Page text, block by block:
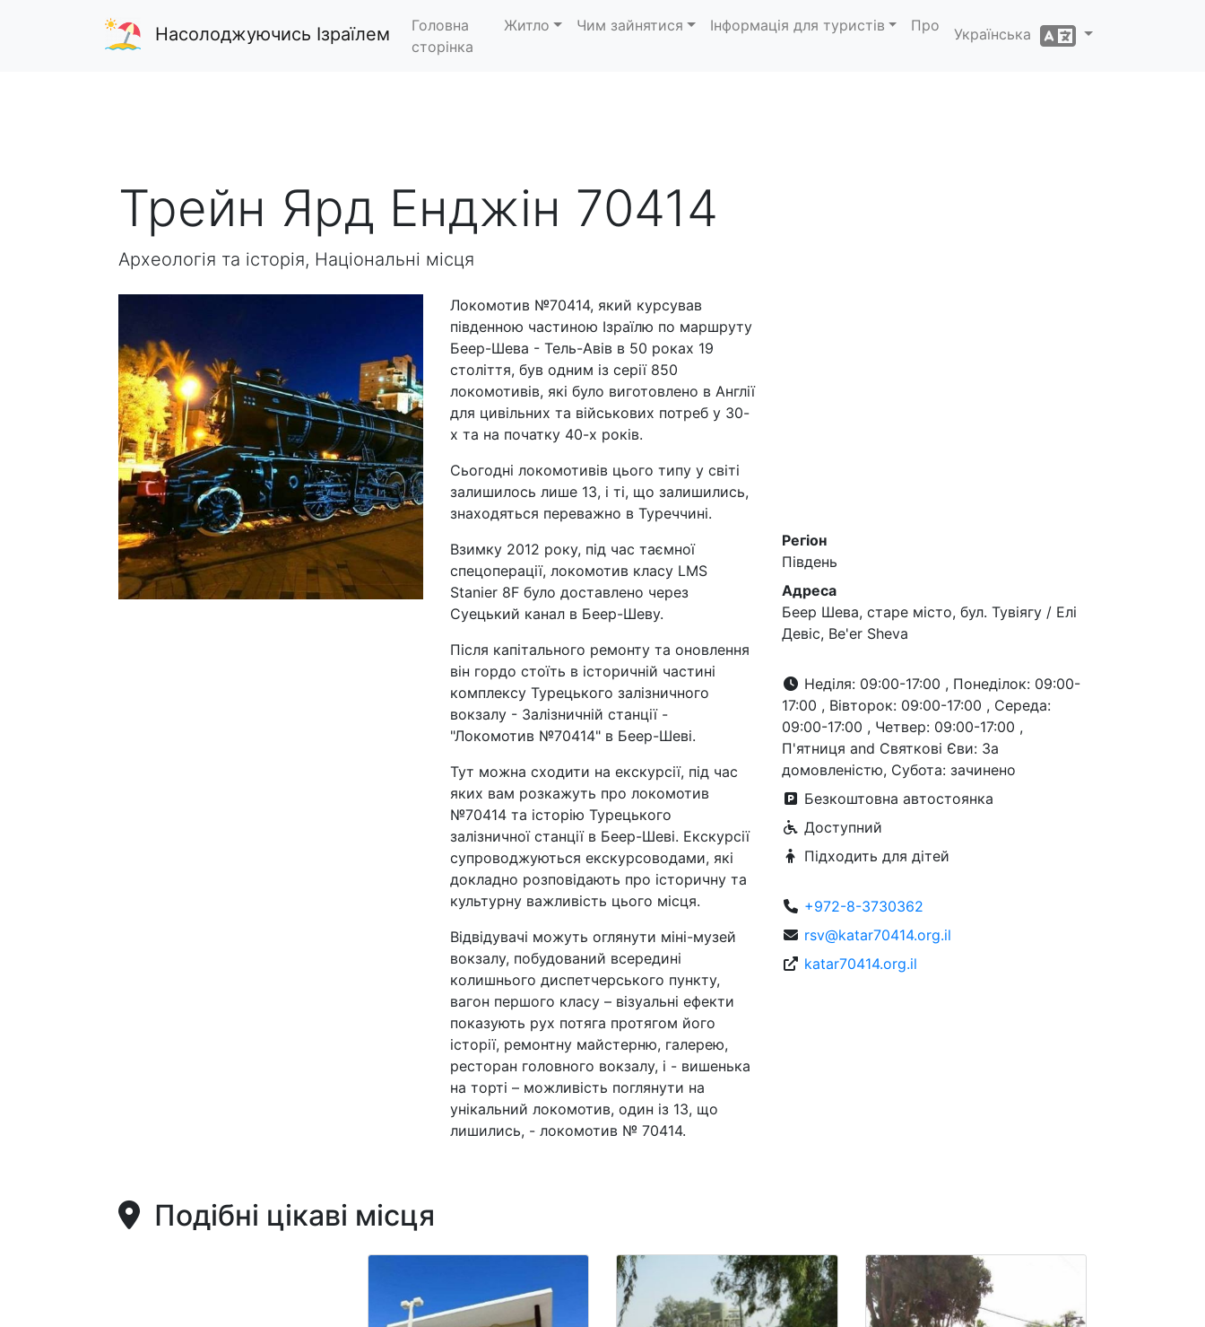
Насолоджуючись Ізраїлем
Головна
сторінка
Житло Чим зайнятися Інформація для туристів Про
Українська
Трейн Ярд Енджін 70414
Археологія та історія, Національні місця
Локомотив №70414, який курсував
південною частиною Ізраїлю по маршруту
Беер-Шева - Тель-Авів в 50 роках 19
століття, був одним із серії 850
локомотивів, які було виготовлено в Англії
для цивільних та військових потреб у 30-
х та на початку 40-х років.
Сьогодні локомотивів цього типу у світі
залишилось лише 13, і ті, що залишились,
знаходяться переважно в Туреччині.
Взимку 2012 року, під час таємної
спецоперації, локомотив класу LMS
Stanier 8F було доставлено через
Суецький канал в Беер-Шеву.
Після капітального ремонту та оновлення
він гордо стоїть в історичній частині
комплексу Турецького залізничного
вокзалу - Залізничній станції -
"Локомотив №70414" в Беер-Шеві.
Тут можна сходити на екскурсії, під час
яких вам розкажуть про локомотив
№70414 та історію Турецького
залізничної станції в Беер-Шеві. Екскурсії
супроводжуються екскурсоводами, які
докладно розповідають про історичну та
культурну важливість цього місця.
Відвідувачі можуть оглянути міні-музей
вокзалу, побудований всередині
колишнього диспетчерського пункту,
вагон першого класу – візуальні ефекти
показують рух потяга протягом його
історії, ремонтну майстерню, галерею,
ресторан головного вокзалу, і - вишенька
на торті – можливість поглянути на
унікальний локомотив, один із 13, що
лишились, - локомотив № 70414.
Регіон
Південь
Адреса
Беер Шева, старе місто, бул. Тувіягу / Елі
Девіс, Be'er Sheva
Неділя: 09:00-17:00 , Понеділок: 09:00-
17:00 , Вівторок: 09:00-17:00 , Середа:
09:00-17:00 , Четвер: 09:00-17:00 ,
П'ятниця and Святкові Єви: За
домовленістю, Субота: зачинено
Безкоштовна автостоянка
Доступний
Підходить для дітей
+972-8-3730362
rsv@katar70414.org.il
katar70414.org.il
Подібні цікаві місця